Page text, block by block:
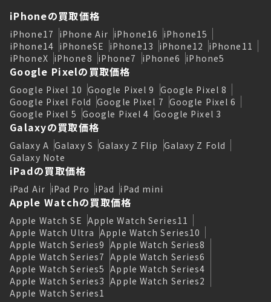
iPhoneの買取価格
iPhone17 iPhone Air iPhone16 iPhone15
iPhone14 iPhoneSE iPhone13 iPhone12 iPhone11
iPhoneX iPhone8 iPhone7 iPhone6 iPhone5
Google Pixelの買取価格
Google Pixel 10 Google Pixel 9 Google Pixel 8
Google Pixel Fold Google Pixel 7 Google Pixel 6
Google Pixel 5 Google Pixel 4 Google Pixel 3
Galaxyの買取価格
Galaxy A Galaxy S Galaxy Z Flip Galaxy Z Fold
Galaxy Note
iPadの買取価格
iPad Air iPad Pro iPad iPad mini
Apple Watchの買取価格
Apple Watch SE Apple Watch Series11
Apple Watch Ultra Apple Watch Series10
Apple Watch Series9 Apple Watch Series8
Apple Watch Series7 Apple Watch Series6
Apple Watch Series5 Apple Watch Series4
Apple Watch Series3 Apple Watch Series2
Apple Watch Series1